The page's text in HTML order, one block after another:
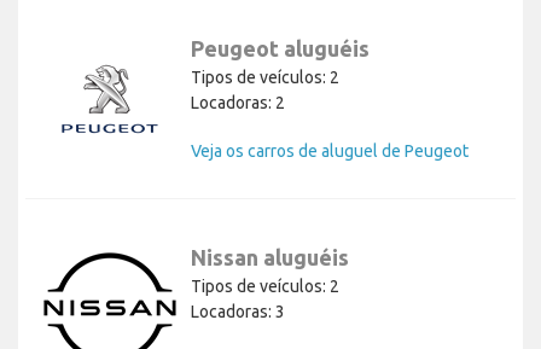
Peugeot aluguéis
Tipos de veículos: 2
Locadoras: 2
Veja os carros de aluguel de Peugeot
Nissan aluguéis
Tipos de veículos: 2
Locadoras: 3